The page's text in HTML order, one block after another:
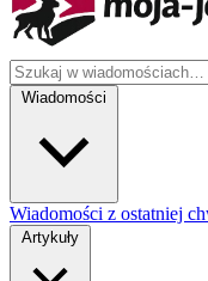
Wiadomości
Wiadomości z ostatniej
Artykuły